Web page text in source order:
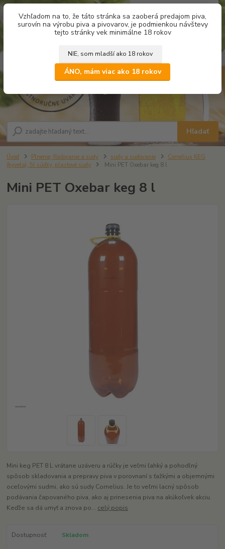
Vzhľadom na to, že táto stránka sa zaoberá predajom piva,
surovín na výrobu piva a pivovarov, je podmienkou návštevy
tejto stránky vek minimálne 18 rokov
NIE, som mladší ako 18 rokov
ÁNO, mám viac ako 18 rokov
Hľadať
za0,00 €
Úvod Plnenie, fľašovanie a sudy sudy a sudovanie
Cornelius KEG
(kyveta), 5l súdky, plastové sudy
Mini PET Oxebar keg 8 l
Mini PET Oxebar keg 8 l
Mini keg PET 8 L vrátane uzáveru a rúčky je veľmi ľahký a pohodlný
spôsob skladovania a prepravy piva v porovnaní s ťažkými a objemnými
oceľovými sudmi, ako sú sudy Cornelius. Je to veľmi lacný spôsob
podávania čapovaného piva, ako aj prinesenia piva na akúkoľvek akciu.
Keďže sa dá umyť a znova po... celý popis
Dostupnosť Skladom